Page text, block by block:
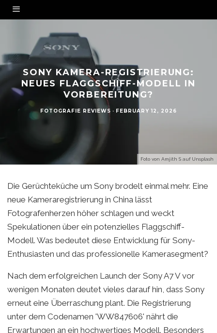
Foto von Amjith S auf Unsplash
SONY KAMERA-REGISTRIERUNG:
NEUES FLAGGSCHIFF-MODELL IN
VORBEREITUNG?
FOTOGRAFIE REVIEWS · FEBRUARY 12, 2026
Die Gerüchteküche um Sony brodelt einmal mehr. Eine
neue Kameraregistrierung in China lässt
Fotografenherzen höher schlagen und weckt
Spekulationen über ein potenzielles Flaggschiff-
Modell. Was bedeutet diese Entwicklung für Sony-
Enthusiasten und das professionelle Kamerasegment?
Nach dem erfolgreichen Launch der Sony A7 V vor
wenigen Monaten deutet vieles darauf hin, dass Sony
erneut eine Überraschung plant. Die Registrierung
unter dem Codenamen 'WW847606' nährt die
Erwartungen an ein hochwertiges Modell. Besonders